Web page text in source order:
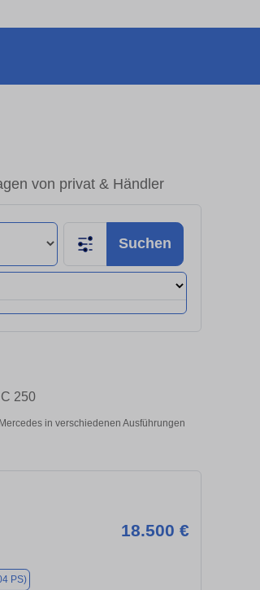
von privat & Händler
Suchen
250
in verschiedenen Ausführungen
18.500 €
PS)